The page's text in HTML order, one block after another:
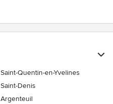
Saint-Quentin-en-Yvelines
Saint-Denis
Argenteuil